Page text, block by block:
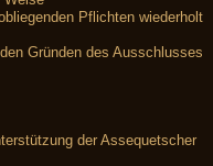
Pflichten wiederholt
Gründen des Ausschlusses
der Assequetscher